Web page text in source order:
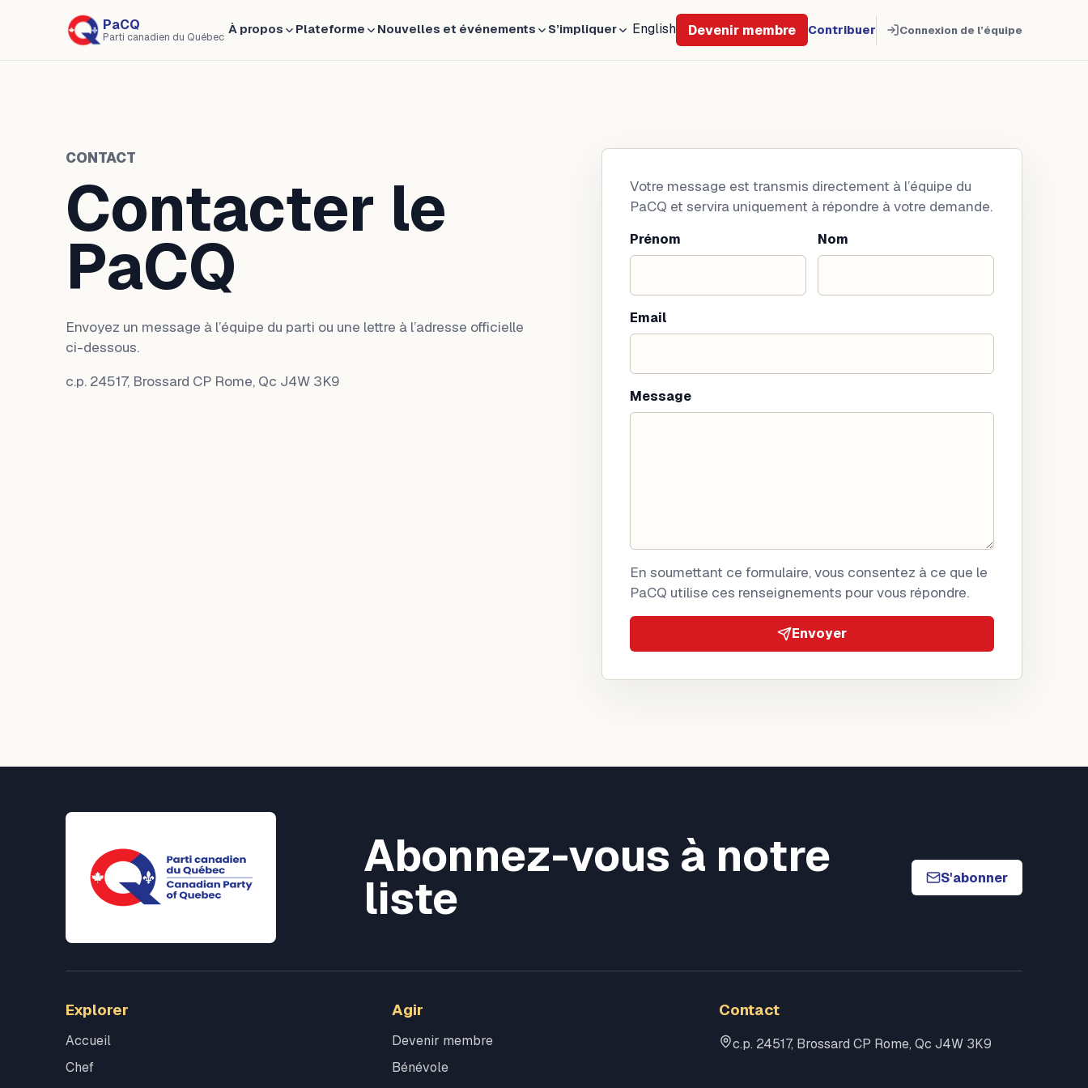
PaCQ
Parti canadien du Québec
À propos Plateforme Nouvelles et événements S’impliquer English Devenir membre Contribuer Connexion de l’équipe
CONTACT
Contacter le
PaCQ
Envoyez un message à l’équipe du parti ou une lettre à l’adresse officielle
ci-dessous.
c.p. 24517, Brossard CP Rome, Qc J4W 3K9
Votre message est transmis directement à l’équipe du
PaCQ et servira uniquement à répondre à votre demande.
Prénom Nom
Email
Message
En soumettant ce formulaire, vous consentez à ce que le
PaCQ utilise ces renseignements pour vous répondre.
Envoyer
Abonnez-vous à notre
liste S'abonner
Explorer
Accueil
Chef
Agir
Devenir membre
Bénévole
Contact
c.p. 24517, Brossard CP Rome, Qc J4W 3K9